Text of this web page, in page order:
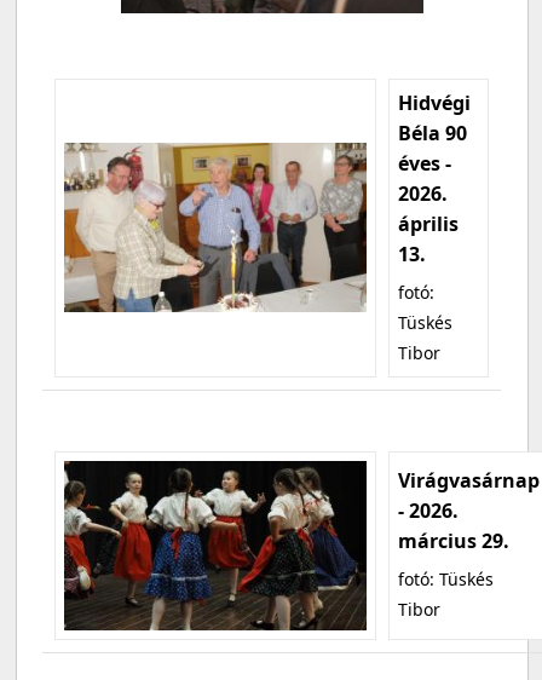
Hidvégi
Béla 90
éves -
2026.
április
13.
fotó:
Tüskés
Tibor
Virágvasárnap
- 2026.
március 29.
fotó: Tüskés
Tibor